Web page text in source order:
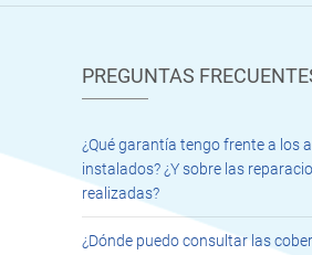
PREGUNTAS
¿Qué garantía tengo frente a los
instalados? ¿Y sobre las
realizadas?
¿Dónde puedo consultar las